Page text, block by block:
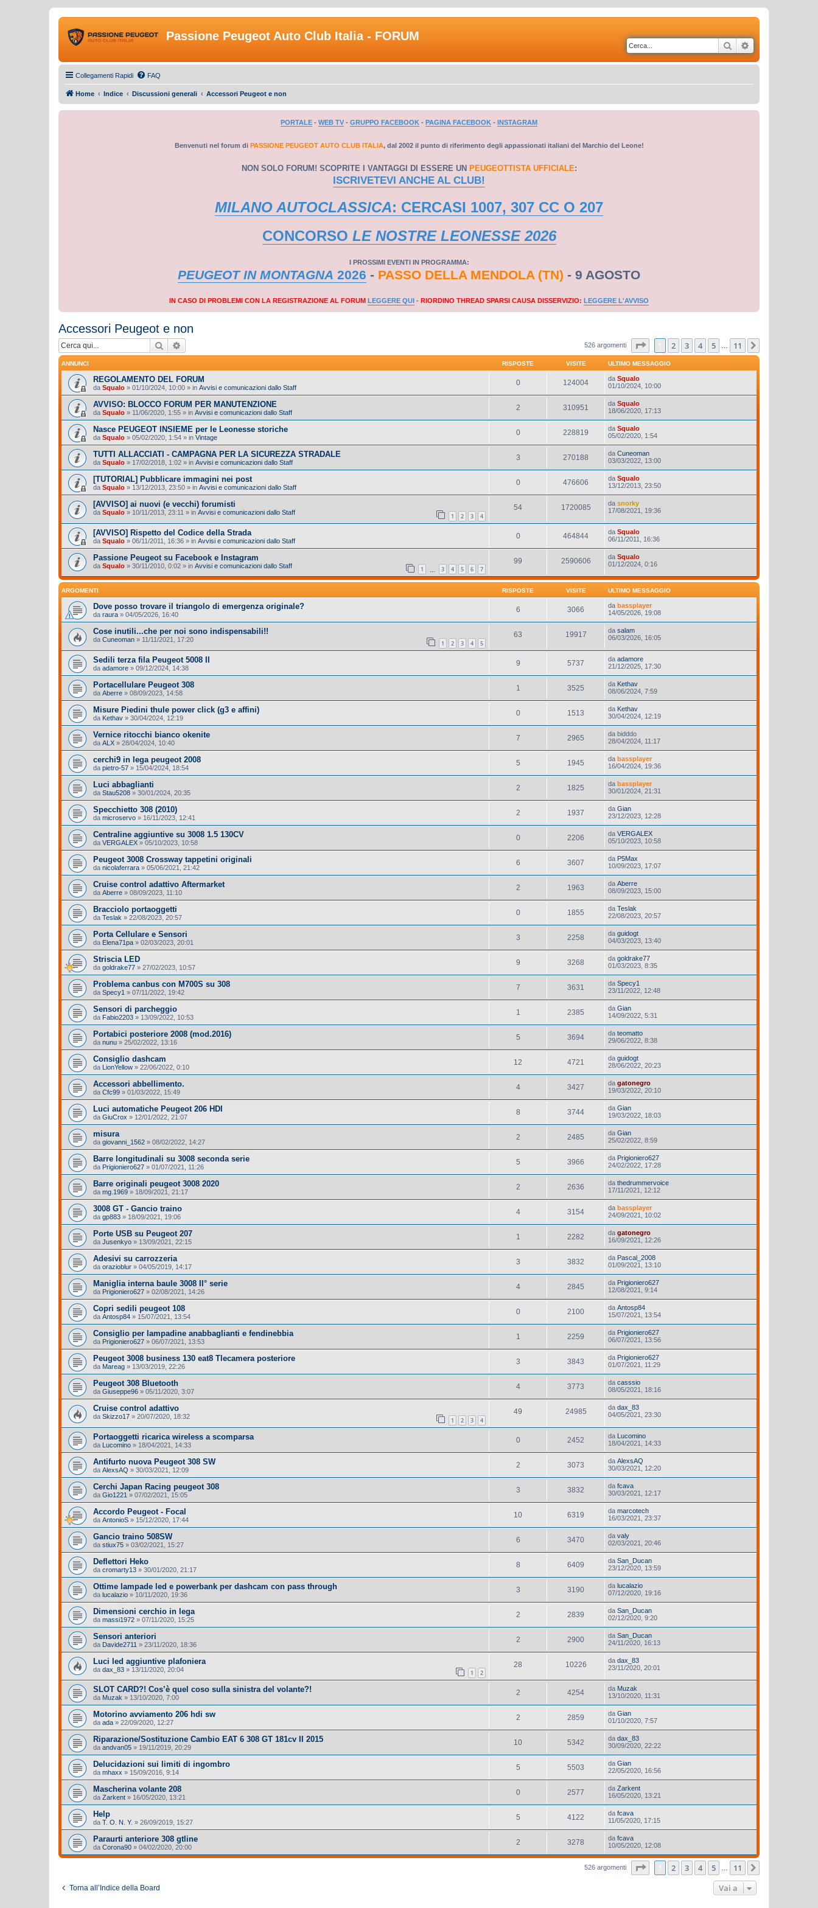
Passione Peugeot Auto Club Italia - FORUM
Cerca
Collegamenti Rapidi FAQ
Home Indice Discussioni generali Accessori Peugeot e non
PORTALE - WEB TV - GRUPPO FACEBOOK - PAGINA FACEBOOK - INSTAGRAM
Benvenuti nel forum di PASSIONE PEUGEOT AUTO CLUB ITALIA, dal 2002 il punto di riferimento degli appassionati italiani del Marchio del Leone!
NON SOLO FORUM! SCOPRITE I VANTAGGI DI ESSERE UN PEUGEOTTISTA UFFICIALE:
ISCRIVETEVI ANCHE AL CLUB!
MILANO AUTOCLASSICA: CERCASI 1007, 307 CC O 207
CONCORSO LE NOSTRE LEONESSE 2026
I PROSSIMI EVENTI IN PROGRAMMA:
PEUGEOT IN MONTAGNA 2026 - PASSO DELLA MENDOLA (TN) - 9 AGOSTO
IN CASO DI PROBLEMI CON LA REGISTRAZIONE AL FORUM LEGGERE QUI - RIORDINO THREAD SPARSI CAUSA DISSERVIZIO: LEGGERE L'AVVISO
Accessori Peugeot e non
Cerca 526 argomenti Pagina1 di
2 3 4 5 11
ANNUNCI RISPOSTE VISITE ULTIMO MESSAGGIO
REGOLAMENTO DEL FORUM
da Squalo » 01/10/2024, 10:00 » in Avvisi e comunicazioni dallo Staff
0 124004 da Squalo
01/10/2024, 10:00
AVVISO: BLOCCO FORUM PER MANUTENZIONE
da Squalo » 11/06/2020, 1:55 » in Avvisi e comunicazioni dallo Staff
2 310951 da Squalo
18/06/2020, 17:13
Nasce PEUGEOT INSIEME per le Leonesse storiche
da Squalo » 05/02/2020, 1:54 » in Vintage
0 228819 da Squalo
05/02/2020, 1:54
TUTTI ALLACCIATI - CAMPAGNA PER LA SICUREZZA STRADALE
da Squalo » 17/02/2018, 1:02 » in Avvisi e comunicazioni dallo Staff
3 270188 da Cuneoman
03/03/2022, 13:00
[TUTORIAL] Pubblicare immagini nei post
da Squalo » 13/12/2013, 23:50 » in Avvisi e comunicazioni dallo Staff
0 476606 da Squalo
13/12/2013, 23:50
[AVVISO] ai nuovi (e vecchi) forumisti
da Squalo » 10/11/2013, 23:11 » in Avvisi e comunicazioni dallo Staff 1 2 3 4
54 1720085 da snorky
17/08/2021, 19:36
[AVVISO] Rispetto del Codice della Strada
da Squalo » 06/11/2011, 16:36 » in Avvisi e comunicazioni dallo Staff
0 464844 da Squalo
06/11/2011, 16:36
Passione Peugeot su Facebook e Instagram
da Squalo » 30/11/2010, 0:02 » in Avvisi e comunicazioni dallo Staff 1 3 4 5 6 7
99 2590606 da Squalo
01/12/2024, 0:16
ARGOMENTI RISPOSTE VISITE ULTIMO MESSAGGIO
Dove posso trovare il triangolo di emergenza originale?
da raura » 04/05/2026, 16:40
6 3066 da bassplayer
14/05/2026, 19:08
Cose inutili...che per noi sono indispensabili!!
da Cuneoman » 11/11/2021, 17:20 1 2 3 4 5
63 19917 da salam
06/03/2026, 16:05
Sedili terza fila Peugeot 5008 II
da adamore » 09/12/2024, 14:38
9 5737 da adamore
21/12/2025, 17:30
Portacellulare Peugeot 308
da Aberre » 08/09/2023, 14:58
1 3525 da Kethav
08/06/2024, 7:59
Misure Piedini thule power click (g3 e affini)
da Kethav » 30/04/2024, 12:19
0 1513 da Kethav
30/04/2024, 12:19
Vernice ritocchi bianco okenite
da ALX » 28/04/2024, 10:40
7 2965 da bidddo
28/04/2024, 11:17
cerchi9 in lega peugeot 2008
da pietro-57 » 15/04/2024, 18:54
5 1945 da bassplayer
16/04/2024, 19:36
Luci abbaglianti
da Stau5208 » 30/01/2024, 20:35
2 1825 da bassplayer
30/01/2024, 21:31
Specchietto 308 (2010)
da microservo » 16/11/2023, 12:41
2 1937 da Gian
23/12/2023, 12:28
Centraline aggiuntive su 3008 1.5 130CV
da VERGALEX » 05/10/2023, 10:58
0 2206 da VERGALEX
05/10/2023, 10:58
Peugeot 3008 Crossway tappetini originali
da nicolaferrara » 05/06/2021, 21:42
6 3607 da P5Max
10/09/2023, 17:07
Cruise control adattivo Aftermarket
da Aberre » 08/09/2023, 11:10
2 1963 da Aberre
08/09/2023, 15:00
Bracciolo portaoggetti
da Teslak » 22/08/2023, 20:57
0 1855 da Teslak
22/08/2023, 20:57
Porta Cellulare e Sensori
da Elena71pa » 02/03/2023, 20:01
3 2258 da guidogt
04/03/2023, 13:40
Striscia LED
da goldrake77 » 27/02/2023, 10:57
9 3268 da goldrake77
01/03/2023, 8:35
Problema canbus con M700S su 308
da Specy1 » 07/11/2022, 19:42
7 3631 da Specy1
23/11/2022, 12:48
Sensori di parcheggio
da Fabio2203 » 13/09/2022, 10:53
1 2385 da Gian
14/09/2022, 5:31
Portabici posteriore 2008 (mod.2016)
da nunu » 25/02/2022, 13:16
5 3694 da teomatto
29/06/2022, 8:38
Consiglio dashcam
da LionYellow » 22/06/2022, 0:10
12 4721 da guidogt
28/06/2022, 20:23
Accessori abbellimento.
da Cfc99 » 01/03/2022, 15:49
4 3427 da gatonegro
19/03/2022, 20:10
Luci automatiche Peugeot 206 HDI
da GiuCrox » 12/01/2022, 21:07
8 3744 da Gian
19/03/2022, 18:03
misura
da giovanni_1562 » 08/02/2022, 14:27
2 2485 da Gian
25/02/2022, 8:59
Barre longitudinali su 3008 seconda serie
da Prigioniero627 » 01/07/2021, 11:26
5 3966 da Prigioniero627
24/02/2022, 17:28
Barre originali peugeot 3008 2020
da mg.1969 » 18/09/2021, 21:17
2 2636 da thedrummervoice
17/11/2021, 12:12
3008 GT - Gancio traino
da gp883 » 18/09/2021, 19:06
4 3154 da bassplayer
24/09/2021, 10:02
Porte USB su Peugeot 207
da Jusenkyo » 13/09/2021, 22:15
1 2282 da gatonegro
16/09/2021, 12:26
Adesivi su carrozzeria
da orazioblur » 04/05/2019, 14:17
3 3832 da Pascal_2008
01/09/2021, 13:10
Maniglia interna baule 3008 II° serie
da Prigioniero627 » 02/08/2021, 14:26
4 2845 da Prigioniero627
12/08/2021, 9:14
Copri sedili peugeot 108
da Antosp84 » 15/07/2021, 13:54
0 2100 da Antosp84
15/07/2021, 13:54
Consiglio per lampadine anabbaglianti e fendinebbia
da Prigioniero627 » 06/07/2021, 13:53
1 2259 da Prigioniero627
06/07/2021, 13:56
Peugeot 3008 business 130 eat8 Tlecamera posteriore
da Mareag » 13/03/2019, 22:26
3 3843 da Prigioniero627
01/07/2021, 11:29
Peugeot 308 Bluetooth
da Giuseppe96 » 05/11/2020, 3:07
4 3773 da casssio
08/05/2021, 18:16
Cruise control adattivo
da Skizzo17 » 20/07/2020, 18:32 1 2 3 4
49 24985 da dax_83
04/05/2021, 23:30
Portaoggetti ricarica wireless a scomparsa
da Lucomino » 18/04/2021, 14:33
0 2452 da Lucomino
18/04/2021, 14:33
Antifurto nuova Peugeot 308 SW
da AlexsAQ » 30/03/2021, 12:09
2 3073 da AlexsAQ
30/03/2021, 12:20
Cerchi Japan Racing peugeot 308
da Gio1221 » 07/02/2021, 15:05
3 3832 da fcava
30/03/2021, 12:17
Accordo Peugeot - Focal
da AntonioS » 15/12/2020, 17:44
10 6319 da marcotech
16/03/2021, 23:37
Gancio traino 508SW
da stiux75 » 03/02/2021, 15:27
6 3470 da valy
02/03/2021, 20:46
Deflettori Heko
da cromarty13 » 30/01/2020, 21:17
8 6409 da San_Ducan
23/12/2020, 13:59
Ottime lampade led e powerbank per dashcam con pass through
da lucalazio » 10/11/2020, 19:36
3 3190 da lucalazio
07/12/2020, 19:16
Dimensioni cerchio in lega
da massi1972 » 07/11/2020, 15:25
2 2839 da San_Ducan
02/12/2020, 9:20
Sensori anteriori
da Davide2711 » 23/11/2020, 18:36
2 2900 da San_Ducan
24/11/2020, 16:13
Luci led aggiuntive plafoniera
da dax_83 » 13/11/2020, 20:04 1 2
28 10226 da dax_83
23/11/2020, 20:01
SLOT CARD?! Cos’è quel coso sulla sinistra del volante?!
da Muzak » 13/10/2020, 7:00
2 4254 da Muzak
13/10/2020, 11:31
Motorino avviamento 206 hdi sw
da ada » 22/09/2020, 12:27
2 2859 da Gian
01/10/2020, 7:57
Riparazione/Sostituzione Cambio EAT 6 308 GT 181cv II 2015
da andvan05 » 19/11/2019, 20:29
10 5342 da dax_83
30/09/2020, 22:22
Delucidazioni sui limiti di ingombro
da mhaxx » 15/09/2016, 9:14
5 5503 da Gian
22/05/2020, 16:56
Mascherina volante 208
da Zarkent » 16/05/2020, 13:21
0 2577 da Zarkent
16/05/2020, 13:21
Help
da T. O. N. Y. » 26/09/2019, 15:27
5 4122 da fcava
11/05/2020, 17:15
Paraurti anteriore 308 gtline
da Corona90 » 04/02/2020, 20:00
2 3278 da fcava
10/05/2020, 12:08
526 argomenti Pagina1 di
2 3 4 5 11
Torna all’Indice della Board Vai a